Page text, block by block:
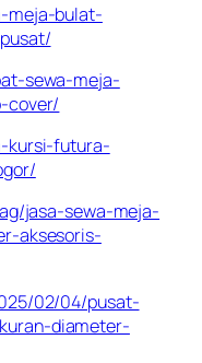
meja-bulat-
sewa-meja-
cover/
kursi-futura-
jasa-sewa-meja-
aksesoris-
02/04/pusat-
diameter-